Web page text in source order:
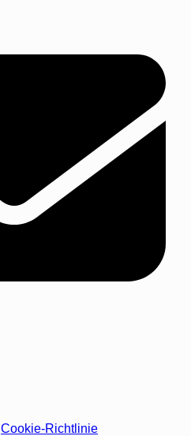
Cookie-Richtlinie